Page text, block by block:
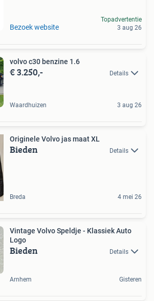
Bezoek website
Topadvertentie
3 aug 26
volvo c30 benzine 1.6
€ 3.250,- Details
Waardhuizen 3 aug 26
Originele Volvo jas maat XL
Bieden Details
Breda 4 mei 26
Vintage Volvo Speldje - Klassiek Auto
Logo
Bieden Details
Arnhem Gisteren